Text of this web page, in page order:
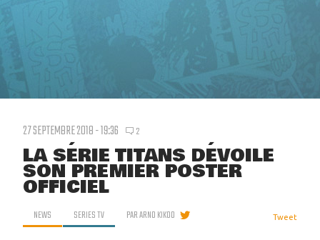
27 SEPTEMBRE 2018 - 19:36 2
LA SÉRIE TITANS DÉVOILE
SON PREMIER POSTER
OFFICIEL
NEWS SERIES TV PARARNO KIKOO Tweet